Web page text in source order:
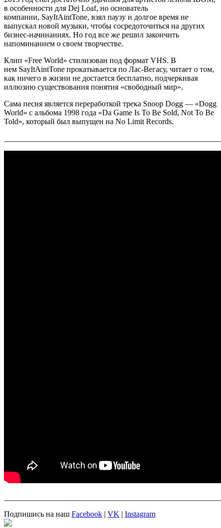
в особенности для Dej Loaf, но основатель
компании, SayItAintTone, взял паузу и долгое время не
выпускал новой музыки, чтобы сосредоточиться на других
бизнес-начинаниях. Но год все же решил закончить
напоминанием о своем творчестве.
Клип «Free World» стилизован под формат VHS. В
нем SayItAintTone прокатывается по Лас-Вегасу, читает о том,
как ничего в жизни не достается бесплатно, подчеркивая
иллюзию существования понятия «свободный мир».
Сама песня является переработкой трека Snoop Dogg — «Dogg
World» с альбома 1998 года «Da Game Is To Be Sold, Not To Be
Told», который был выпущен на No Limit Records.
Подпишись на наш Facebook | VK | Instagram